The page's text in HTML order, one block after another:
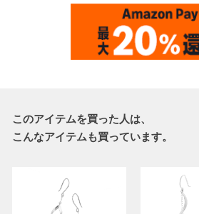
このアイテムを買った人は、
こんなアイテムも買っています。